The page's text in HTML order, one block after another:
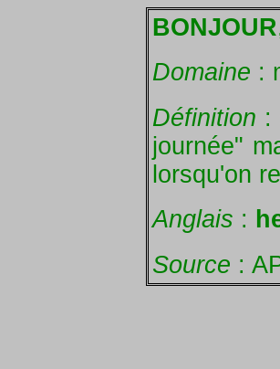
BONJOUR
Domaine :
Définition :
journée"
lorsqu'on
Anglais :
Source :